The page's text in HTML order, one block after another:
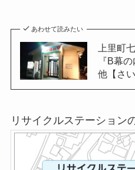
あわせて読みたい
上里町
『B幕
他【さ
リサイクルステーション